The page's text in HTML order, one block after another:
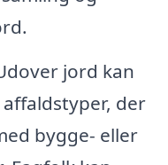
jord kan
der
bygge- eller